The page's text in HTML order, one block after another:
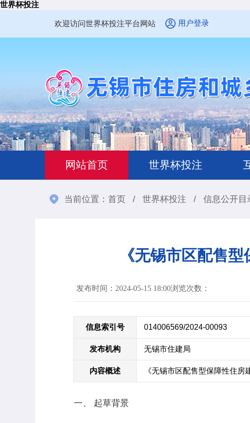
世界杯投注
欢迎访问世界杯投注平台网站 用户登录
网站首页 世界杯投注
当前位置： 首页 / 世界杯投注 / 信息公开目
《无锡市区配售
发布时间：2024-05-15 18:00浏览次数：
信息索引号 014006569/2024-00093
发布机构 无锡市住建局
内容概述 《无锡市区配售型保障性住
一、 起草背景